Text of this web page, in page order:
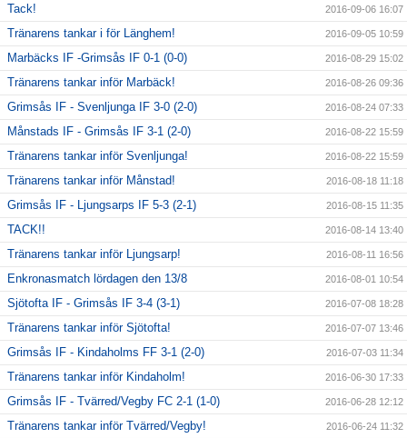
Tack! 2016-09-06 16:07
Tränarens tankar i för Länghem! 2016-09-05 10:59
Marbäcks IF -Grimsås IF 0-1 (0-0) 2016-08-29 15:02
Tränarens tankar inför Marbäck! 2016-08-26 09:36
Grimsås IF - Svenljunga IF 3-0 (2-0) 2016-08-24 07:33
Månstads IF - Grimsås IF 3-1 (2-0) 2016-08-22 15:59
Tränarens tankar inför Svenljunga! 2016-08-22 15:59
Tränarens tankar inför Månstad! 2016-08-18 11:18
Grimsås IF - Ljungsarps IF 5-3 (2-1) 2016-08-15 11:35
TACK!! 2016-08-14 13:40
Tränarens tankar inför Ljungsarp! 2016-08-11 16:56
Enkronasmatch lördagen den 13/8 2016-08-01 10:54
Sjötofta IF - Grimsås IF 3-4 (3-1) 2016-07-08 18:28
Tränarens tankar inför Sjötofta! 2016-07-07 13:46
Grimsås IF - Kindaholms FF 3-1 (2-0) 2016-07-03 11:34
Tränarens tankar inför Kindaholm! 2016-06-30 17:33
Grimsås IF - Tvärred/Vegby FC 2-1 (1-0) 2016-06-28 12:12
Tränarens tankar inför Tvärred/Vegby! 2016-06-24 11:32